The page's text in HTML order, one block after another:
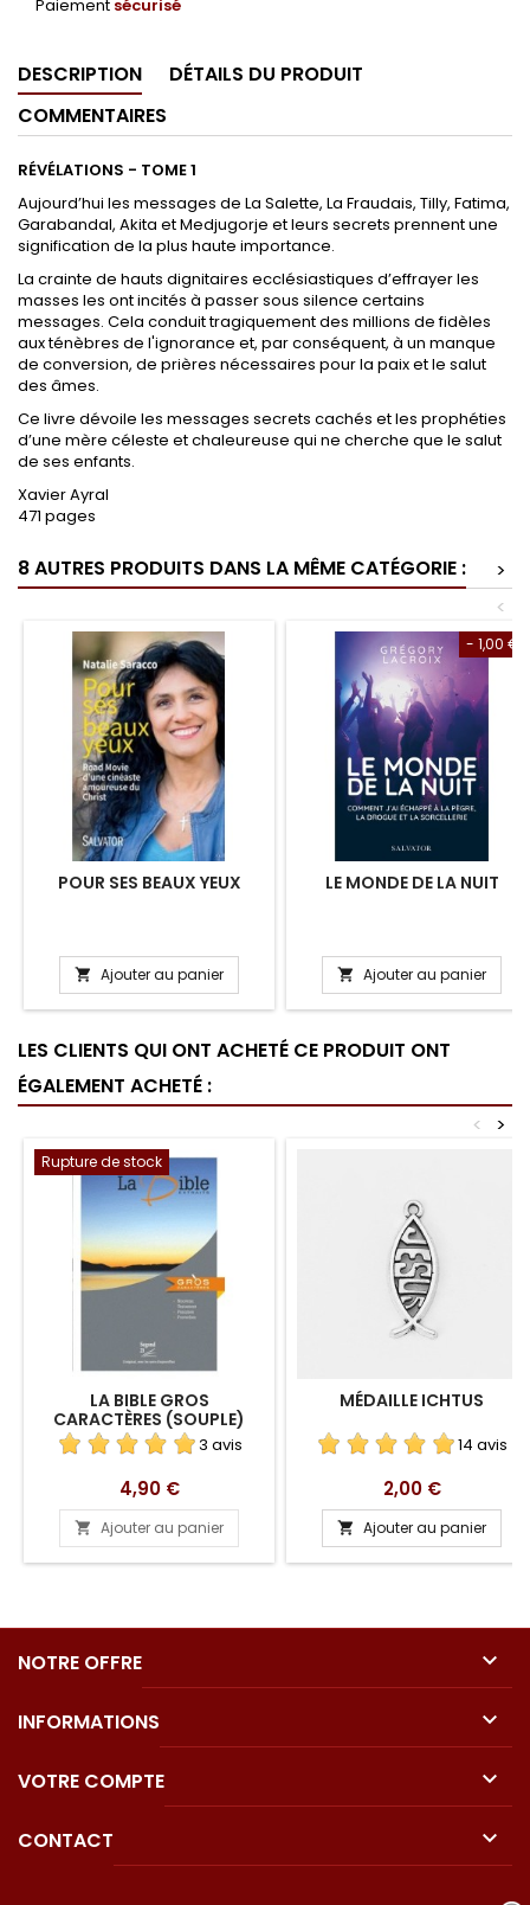
Paiement sécurisé
DESCRIPTION
DÉTAILS DU PRODUIT
COMMENTAIRES
RÉVÉLATIONS - TOME 1
Aujourd’hui les messages de La Salette, La Fraudais, Tilly, Fatima,
Garabandal, Akita et Medjugorje et leurs secrets prennent une
signification de la plus haute importance.
La crainte de hauts dignitaires ecclésiastiques d’effrayer les
masses les ont incités à passer sous silence certains
messages. Cela conduit tragiquement des millions de fidèles
aux ténèbres de l'ignorance et, par conséquent, à un manque
de conversion, de prières nécessaires pour la paix et le salut
des âmes.
Ce livre dévoile les messages secrets cachés et les prophéties
d’une mère céleste et chaleureuse qui ne cherche que le salut
de ses enfants.
Xavier Ayral
471 pages
8 AUTRES PRODUITS DANS LA MÊME CATÉGORIE :
>
<
POUR SES BEAUX YEUX
 Ajouter au panier
- 1,00 €
LE MONDE DE LA NUIT
 Ajouter au panier
LES CLIENTS QUI ONT ACHETÉ CE PRODUIT ONT
ÉGALEMENT ACHETÉ :
>
<
Rupture de stock
LA BIBLE GROS
CARACTÈRES (SOUPLE)
3 avis
Prix
4,90 €
 Ajouter au panier
MÉDAILLE ICHTUS
14 avis
Prix
2,00 €
 Ajouter au panier
NOTRE OFFRE 
INFORMATIONS 
VOTRE COMPTE 
CONTACT 